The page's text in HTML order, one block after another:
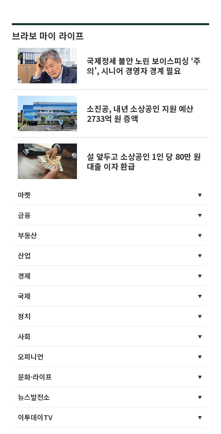
브라보 마이 라이프
국제정세 불안 노린 보이스피싱 ‘주
의’, 시니어 경영자 경계 필요
소진공, 내년 소상공인 지원 예산
2733억 원 증액
설 앞두고 소상공인 1인 당 80만 원
대출 이자 환급
마켓
금융
부동산
산업
경제
국제
정치
사회
오피니언
문화·라이프
뉴스발전소
이투데이TV